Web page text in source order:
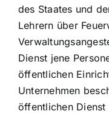
des Staates und
Lehrern über
Dienst jene
öffentlichen
Unternehmen
öffentlichen